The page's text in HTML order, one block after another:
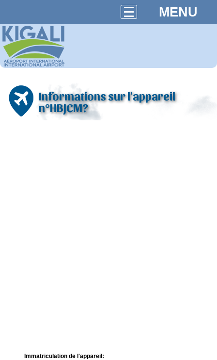
MENU
Informations sur l'appareil
n°HBJCM?
Immatriculation de l'appareil: